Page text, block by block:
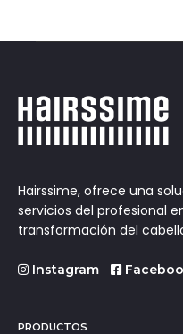
Hairssime, ofrece una
servicios del profesional
transformación del
Instagram
PRODUCTOS